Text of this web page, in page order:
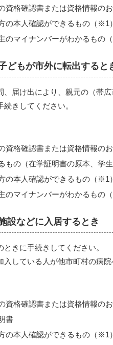
資格確認書または資格情報の
の本人確認ができるもの（※1）
のマイナンバーがわかるもの
どもが市外に転出すると
、届け出により、親元の（帯広
きしてください。
資格確認書または資格情報の
もの（在学証明書の原本、学
の本人確認ができるもの（※1）
のマイナンバーがわかるもの
設などに入居するとき
きに手続きしてください。
入している人が他市町村の病
資格確認書または資格情報の
書
の本人確認ができるもの（※1）